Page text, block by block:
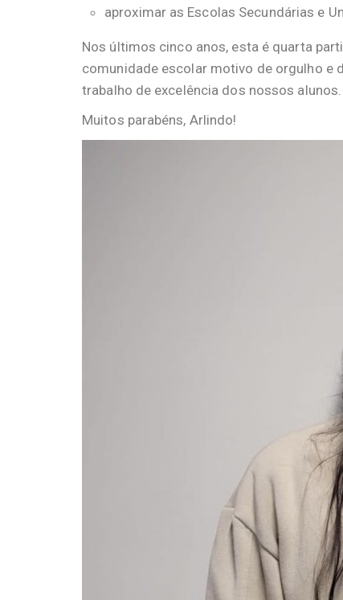
aproximar as Escolas Secundárias e
Nos últimos cinco anos, esta é quarta
comunidade escolar motivo de orgulho e
trabalho de excelência dos nossos alunos.
Muitos parabéns, Arlindo!